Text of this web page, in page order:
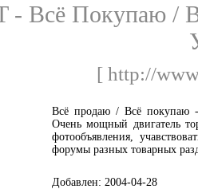
- Всё Покупаю /
[ http://
Всё продаю / Всё покупаю -
Очень мощный двигатель
фотообъявления,
форумы разных товарных
Добавлен: 2004-04-28